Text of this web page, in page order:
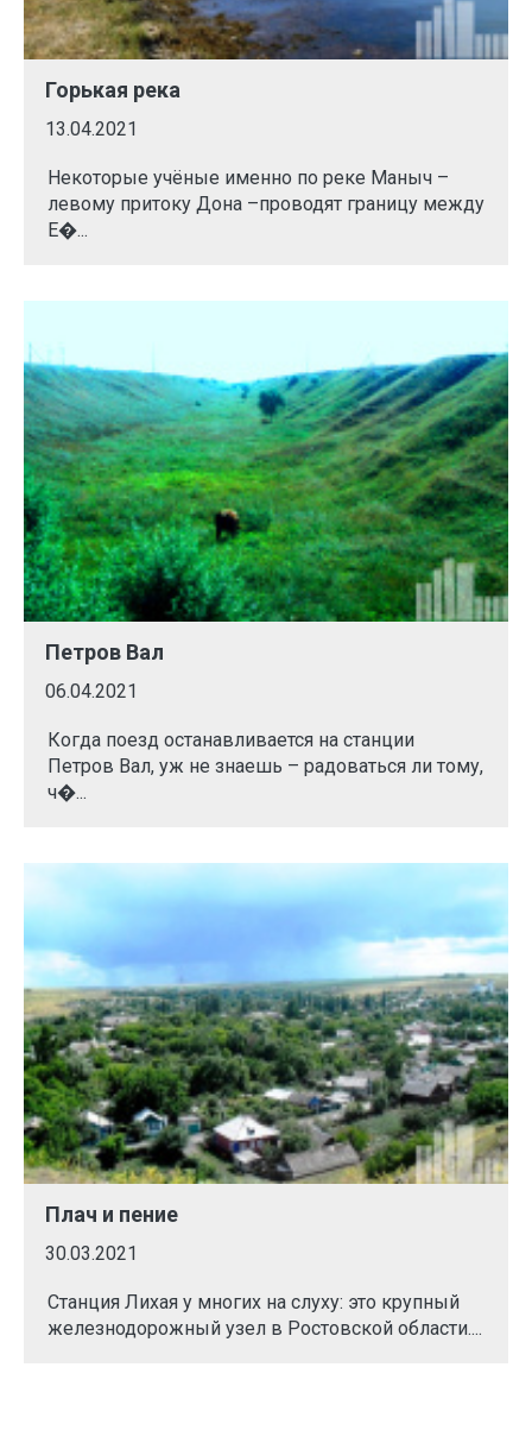
Горькая река
13.04.2021
Некоторые учёные именно по реке Маныч –
левому притоку Дона –проводят границу между
Е�...
Петров Вал
06.04.2021
Когда поезд останавливается на станции
Петров Вал, уж не знаешь – радоваться ли тому,
ч�...
Плач и пение
30.03.2021
Станция Лихая у многих на слуху: это крупный
железнодорожный узел в Ростовской области....